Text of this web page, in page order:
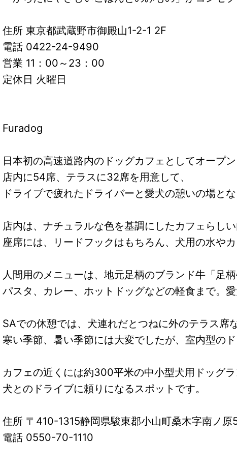
住所 東京都武蔵野市御殿山1-2-1 2F
電話 0422-24-9490
営業 11：00～23：00
定休日 火曜日
Furadog
日本初の高速道路内のドッグカフェとしてオープン
店内に54席、テラスに32席を用意して、
ドライブで疲れたドライバーと愛犬の憩いの場とな
店内は、ナチュラルな色を基調にしたカフェらしい
座席には、リードフックはもちろん、犬用の水や
人間用のメニューは、地元足柄のブランド牛「足
パスタ、カレー、ホットドッグなどの軽食まで。
SAでの休憩では、犬連れだとつねに外のテラス席
寒い季節、暑い季節には大変でしたが、室内型の
カフェの近くには約300平米の中小型犬用ドッグラ
犬とのドライブに頼りになるスポットです。
住所 〒410-1315静岡県駿東郡小山町桑木字南ノ原
電話 0550-70-1110